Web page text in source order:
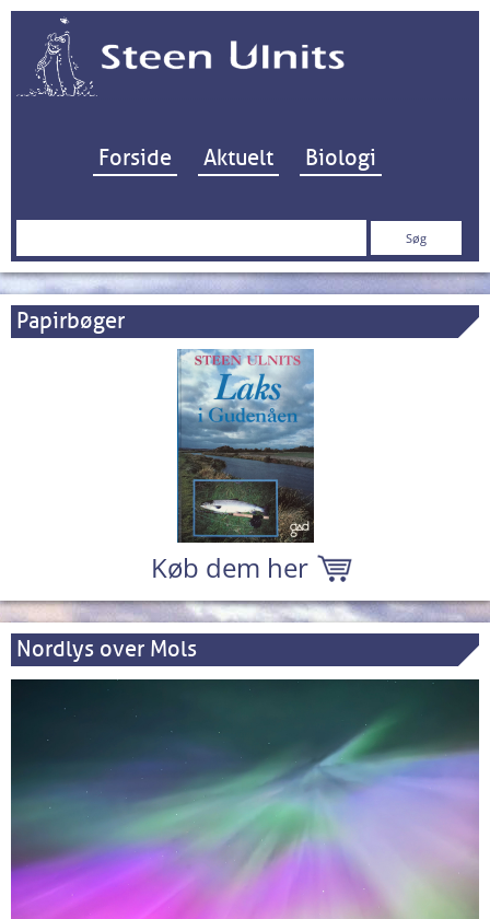
Hop til indhold
Forside Aktuelt Biologi
Søg
Papirbøger
Køb dem her
Nordlys over Mols